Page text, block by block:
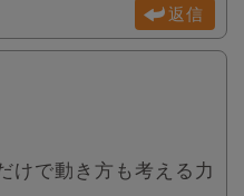
返信
けで動き方も考える力